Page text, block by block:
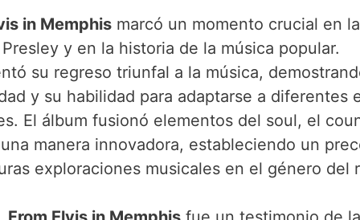
in Memphis marcó un momento crucial en
y en la historia de la música popular.
su regreso triunfal a la música,
y su habilidad para adaptarse a diferentes
El álbum fusionó elementos del soul, el
manera innovadora, estableciendo un
exploraciones musicales en el género del